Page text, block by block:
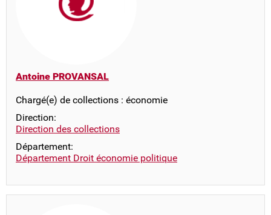
Antoine PROVANSAL
Chargé(e) de collections : économie
Direction:
Direction des collections
Département:
Département Droit économie politique